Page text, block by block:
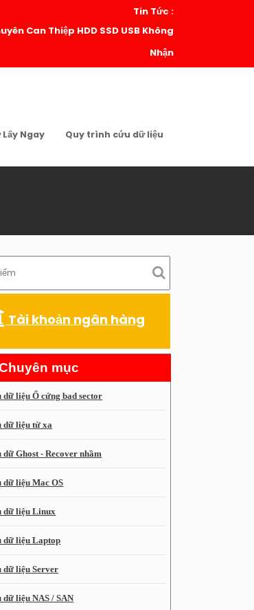
Tin Tức :
Can Thiệp HDD SSD USB Không
Nhận
Lấy Ngay Quy trình cứu dữ liệu
Tài khoản ngân hàng
mục
dữ liệu Ổ cứng bad sector
dữ liệu từ xa
dữ Ghost - Recover nhầm
dữ liệu Mac OS
dữ liệu Linux
dữ liệu Laptop
dữ liệu Server
dữ liệu NAS / SAN